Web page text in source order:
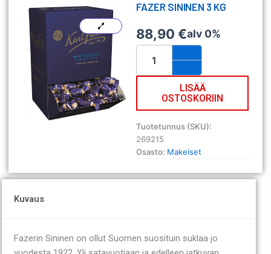
FAZER SININEN 3 KG
88,90€alv 0%
Suklaakonvehti
Fazer
Sininen
määrä
LISÄÄ
OSTOSKORIIN
Tuotetunnus (SKU):
269215
Osasto: Makeiset
Kuvaus
Fazerin Sininen on ollut Suomen suosituin suklaa jo